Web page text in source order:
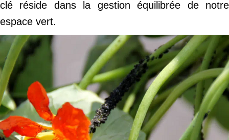
clé réside dans la gestion équilibrée de notre
espace vert.